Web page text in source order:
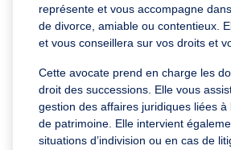
représente et vous accompagne
de divorce, amiable ou contentieux.
et vous conseillera sur vos droits et
Cette avocate prend en charge les
droit des successions. Elle vous
gestion des affaires juridiques liées à
de patrimoine. Elle intervient
situations d’indivision ou en cas de